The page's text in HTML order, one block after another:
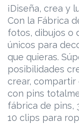
¡Diseña, crea y
Con la Fábrica
fotos, dibujos o
únicos para
que quieras.
posibilidades
crear,
con pins
fábrica de pins,
10 clips para